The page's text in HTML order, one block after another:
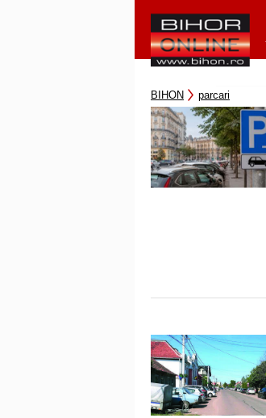
BIHON parcari